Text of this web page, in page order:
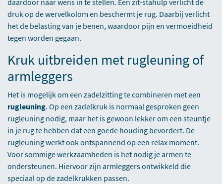
daardoor naar wens in te stellen. Een zit-stahulp verlicht de
druk op de wervelkolom en beschermt je rug. Daarbij verlicht
het de belasting van je benen, waardoor pijn en vermoeidheid
tegen worden gegaan.
Kruk uitbreiden met rugleuning of
armleggers
Het is mogelijk om een zadelzitting te combineren met een
rugleuning. Op een zadelkruk is normaal gesproken geen
rugleuning nodig, maar het is gewoon lekker om een steuntje
in je rug te hebben dat een goede houding bevordert. De
rugleuning werkt ook ontspannend op een relax moment.
Voor sommige werkzaamheden is het nodig je armen te
ondersteunen. Hiervoor zijn armleggers ontwikkeld die
speciaal op de zadelkrukken passen.